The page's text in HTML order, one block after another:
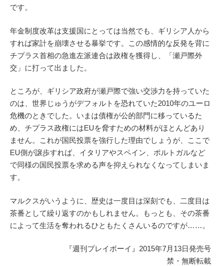
です。
年金制度改革は支援国にとっては当然でも、ギリシア人から
すれば家計を崩壊させる暴挙です。この感情的な反発を背に
チプラス首相の急進左派連合は政権を獲得し、「瀬戸際外
交」に打って出ました。
ところが、ギリシア政府が瀬戸際で強い交渉力を持っていた
のは、世界じゅうがデフォルトを恐れていた2010年のユーロ
危機のときでした。いまは債権が公的部門に移っているた
め、チプラス政権にはEUを脅すための材料がほとんどあり
ません。これが国民投票を強行した理由でしょうが、ここで
EU側が譲歩すれば、イタリアやスペイン、ポルトガルなど
で同様の国民投票を求める声を抑えられなくなってしまいま
す。
マルクスがいうように、歴史は一度目は深刻でも、二度目は
茶番として繰り返すのかもしれません。もっとも、その茶番
によって生活を奪われるひともたくさんいるのですが……。
『週刊プレイボーイ』2015年7月13日発売号
禁・無断転載